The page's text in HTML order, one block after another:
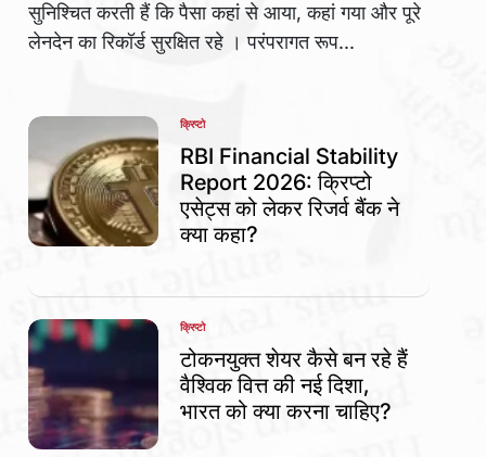
सुनिश्चित करती हैं कि पैसा कहां से आया, कहां गया और पूरे
लेनदेन का रिकॉर्ड सुरक्षित रहे । परंपरागत रूप...
POSTED
IN
क्रिप्टो
RBI Financial Stability
Report 2026: क्रिप्टो
एसेट्स को लेकर रिजर्व बैंक ने
क्या कहा?
POSTED
IN
क्रिप्टो
टोकनयुक्त शेयर कैसे बन रहे हैं
वैश्विक वित्त की नई दिशा,
भारत को क्या करना चाहिए?